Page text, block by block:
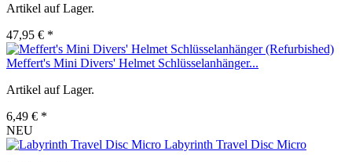
Artikel auf Lager.
47,95 € *
Meffert's Mini Divers' Helmet Schlüsselanhänger...
Artikel auf Lager.
6,49 € *
NEU
Labyrinth Travel Disc Micro